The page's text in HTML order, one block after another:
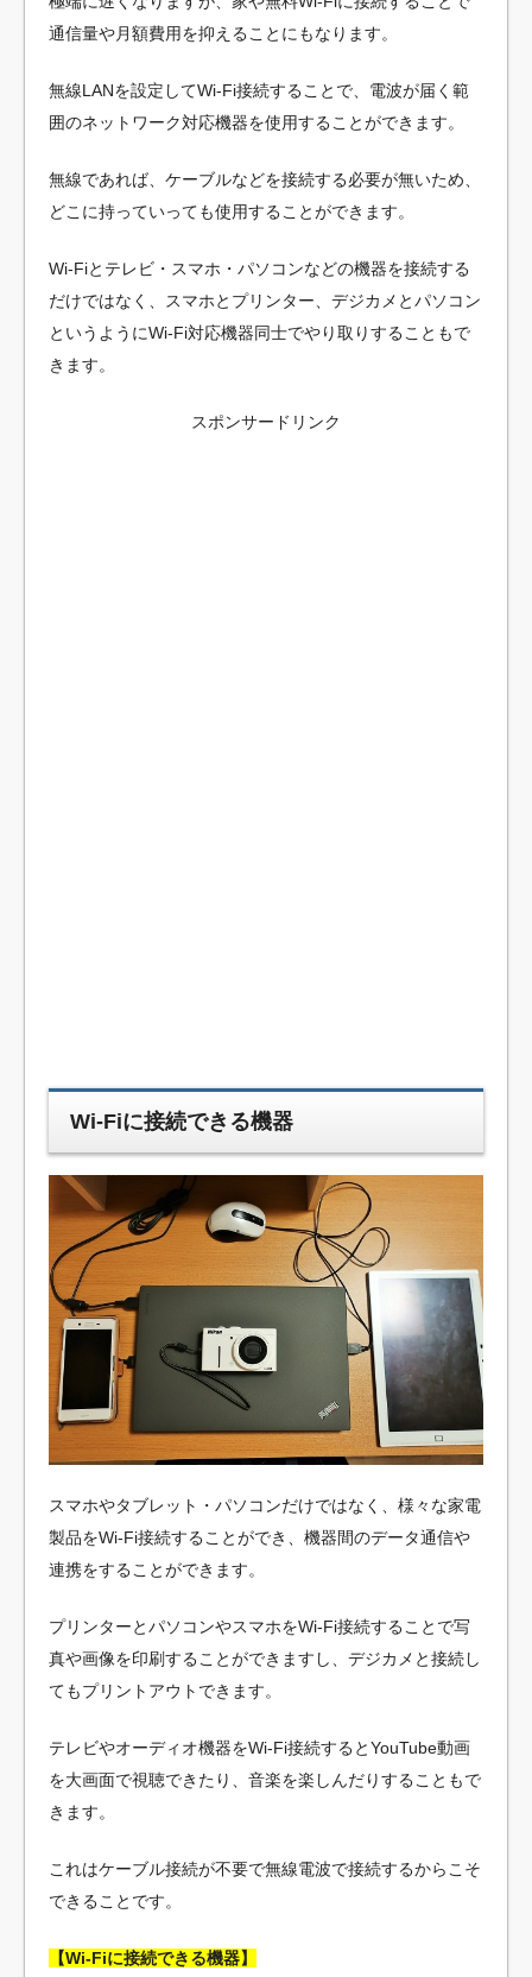
通信量や月額費用を抑えることにもなります。
無線LANを設定してWi-Fi接続することで、電波が届く範
囲のネットワーク対応機器を使用することができます。
無線であれば、ケーブルなどを接続する必要が無いため、
どこに持っていっても使用することができます。
Wi-Fiとテレビ・スマホ・パソコンなどの機器を接続する
だけではなく、スマホとプリンター、デジカメとパソコン
というようにWi-Fi対応機器同士でやり取りすることもで
きます。
スポンサードリンク
Wi-Fiに接続できる機器
スマホやタブレット・パソコンだけではなく、様々な家電
製品をWi-Fi接続することができ、機器間のデータ通信や
連携をすることができます。
プリンターとパソコンやスマホをWi-Fi接続することで写
真や画像を印刷することができますし、デジカメと接続し
てもプリントアウトできます。
テレビやオーディオ機器をWi-Fi接続するとYouTube動画
を大画面で視聴できたり、音楽を楽しんだりすることもで
きます。
これはケーブル接続が不要で無線電波で接続するからこそ
できることです。
【Wi-Fiに接続できる機器】